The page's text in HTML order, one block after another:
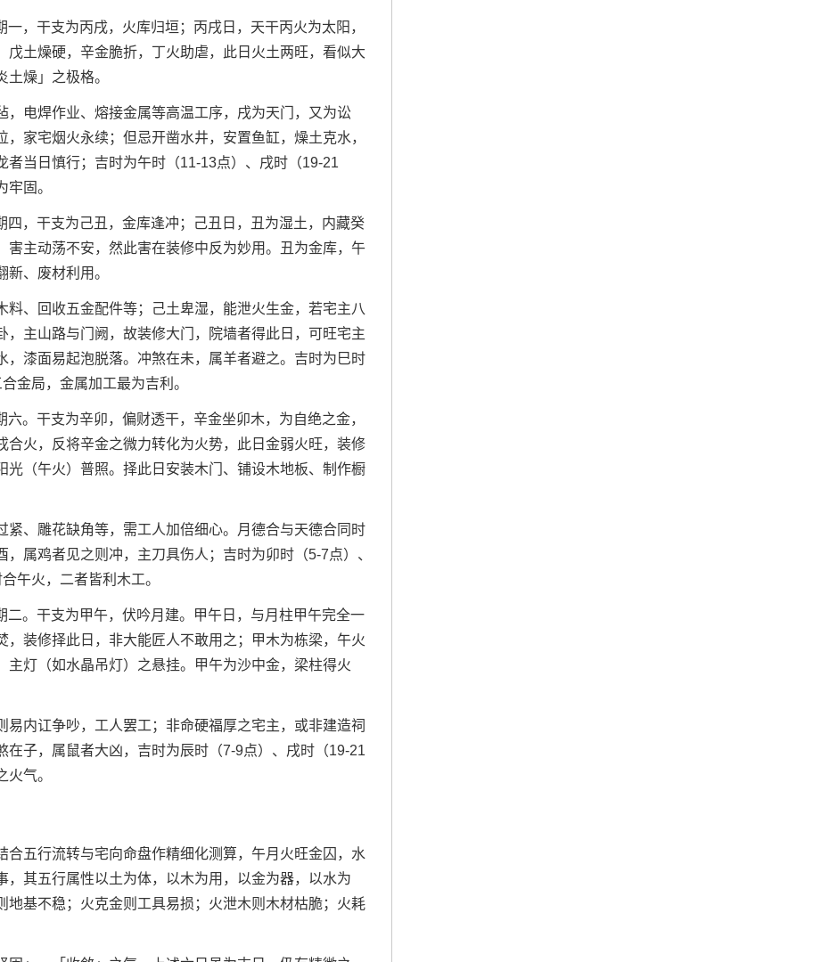
，干支为丙戌，火库归垣；丙戌日，天干丙火为太阳，
土燥硬，辛金脆折，丁火助虐，此日火土两旺，看似大
燥」之极格。
电焊作业、熔接金属等高温工序，戌为天门，又为讼
家宅烟火永续；但忌开凿水井，安置鱼缸，燥土克水，
者当日慎行；吉时为午时（11-13点）、戌时（19-21
固。
，干支为己丑，金库逢冲；己丑日，丑为湿土，内藏癸
害主动荡不安，然此害在装修中反为妙用。丑为金库，午
、废材利用。
、回收五金配件等；己土卑湿，能泄火生金，若宅主八
，主山路与门阙，故装修大门，院墙者得此日，可旺宅主
漆面易起泡脱落。冲煞在未，属羊者避之。吉时为巳时
金局，金属加工最为吉利。
。干支为辛卯，偏财透干，辛金坐卯木，为自绝之金，
火，反将辛金之微力转化为火势，此日金弱火旺，装修
光（午火）普照。择此日安装木门、铺设木地板、制作橱
紧、雕花缺角等，需工人加倍细心。月德合与天德合同时
属鸡者见之则冲，主刀具伤人；吉时为卯时（5-7点）、
午火，二者皆利木工。
。干支为甲午，伏吟月建。甲午日，与月柱甲午完全一
，装修择此日，非大能匠人不敢用之；甲木为栋梁，午火
主灯（如水晶吊灯）之悬挂。甲午为沙中金，梁柱得火
内讧争吵，工人罢工；非命硬福厚之宅主，或非建造祠
在子，属鼠者大凶，吉时为辰时（7-9点）、戌时（19-21
气。
合五行流转与宅向命盘作精细化测算，午月火旺金囚，水
，其五行属性以土为体，以木为用，以金为器，以水为
地基不稳；火克金则工具易损；火泄木则木材枯脆；火耗